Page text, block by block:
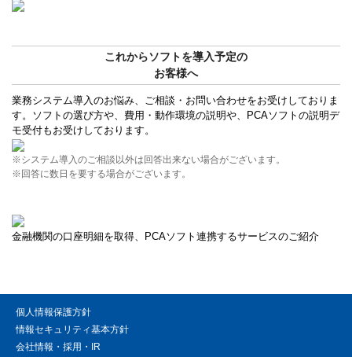
これからソフトを導入予定の
お客様へ
業務システム導入のお悩み、ご相談・お問い合わせをお受けしておりま
す。ソフトの選び方や、費用・動作環境の説明や、PCAソフトの説明デ
モ受付もお受けしております。
※システム導入のご相談以外は回答出来ない場合がございます。
※回答に数日を要する場合がございます。
金融機関の口座明細を取得、PCAソフト連携するサービスのご紹介
個人情報保護方針
情報セキュリティ基本方針
会社情報・採用・IR